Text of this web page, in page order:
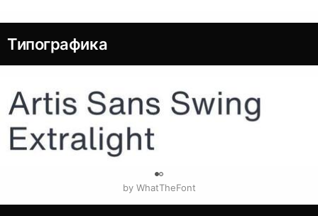
Типографика
by WhatTheFont